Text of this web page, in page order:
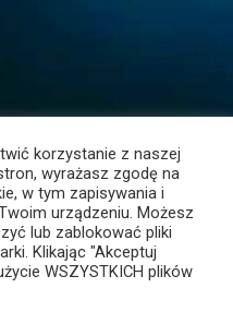
Schulz. Wszystkie prawa
korzystanie z naszej
wyrażasz zgodę na
w tym zapisywania i
urządzeniu. Możesz
lub zablokować pliki
Klikając "Akceptuj
WSZYSTKICH plików